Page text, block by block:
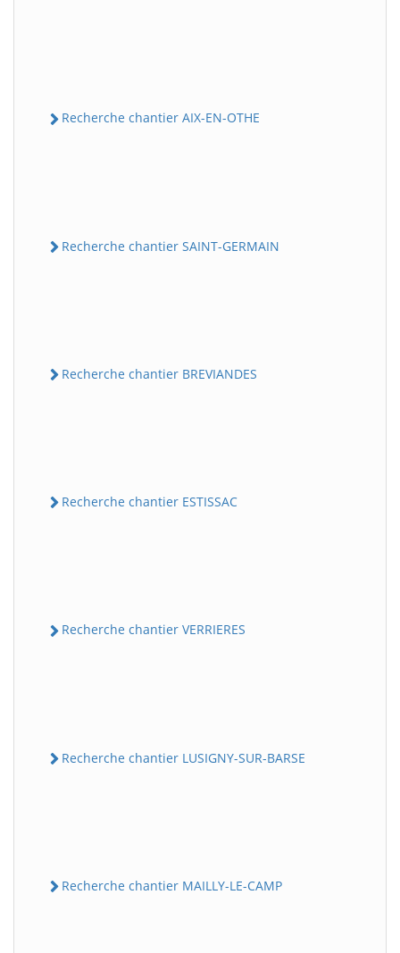
Recherche chantier AIX-EN-OTHE
Recherche chantier SAINT-GERMAIN
Recherche chantier BREVIANDES
Recherche chantier ESTISSAC
Recherche chantier VERRIERES
Recherche chantier LUSIGNY-SUR-BARSE
Recherche chantier MAILLY-LE-CAMP